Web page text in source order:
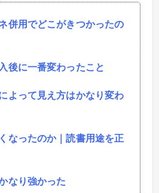
併用でどこがきつかったの
後に一番変わったこと
よって見え方はかなり変わ
なったのか｜読書用途を正
なり強かった